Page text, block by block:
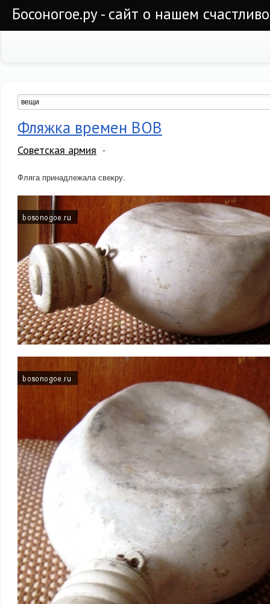
Босоногое.ру - сайт о нашем
Фляжка времен ВОВ
Советская армия
Фляга принадлежала свекру.